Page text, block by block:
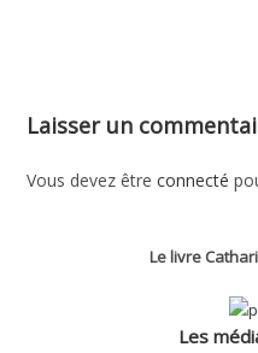
Laisser un
Vous devez êtreconnecté
Le livre
Les